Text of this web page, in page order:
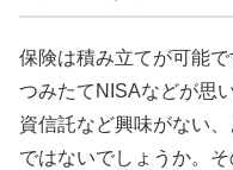
保険は積み立てが可能
つみたてNISAなどが思
資信託など興味がない
ではないでしょうか。